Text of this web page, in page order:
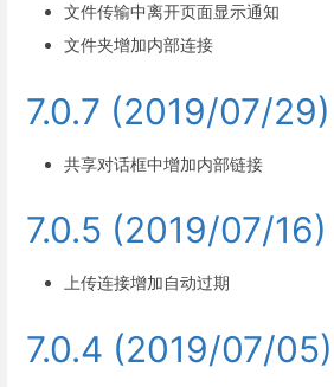
文件传输中离开页面显示通知
文件夹增加内部连接
7.0.7 (2019/07/29)
共享对话框中增加内部链接
7.0.5 (2019/07/16)
上传连接增加自动过期
7.0.4 (2019/07/05)